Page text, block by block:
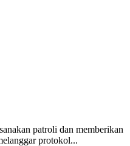
patroli dan memberikan
protokol...